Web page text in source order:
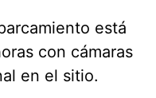
está
con cámaras
en el sitio.